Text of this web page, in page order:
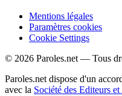
Mentions légales
Paramètres cookies
Cookie Settings
© 2026 Paroles.net — Tous
Paroles.net dispose d'un
avec la Société des Editeurs